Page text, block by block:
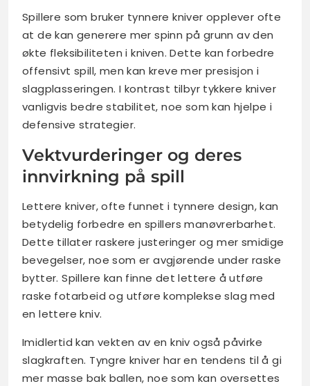
Spillere som bruker tynnere kniver opplever ofte
at de kan generere mer spinn på grunn av den
økte fleksibiliteten i kniven. Dette kan forbedre
offensivt spill, men kan kreve mer presisjon i
slagplasseringen. I kontrast tilbyr tykkere kniver
vanligvis bedre stabilitet, noe som kan hjelpe i
defensive strategier.
Vektvurderinger og deres
innvirkning på spill
Lettere kniver, ofte funnet i tynnere design, kan
betydelig forbedre en spillers manøvrerbarhet.
Dette tillater raskere justeringer og mer smidige
bevegelser, noe som er avgjørende under raske
bytter. Spillere kan finne det lettere å utføre
raske fotarbeid og utføre komplekse slag med
en lettere kniv.
Imidlertid kan vekten av en kniv også påvirke
slagkraften. Tyngre kniver har en tendens til å gi
mer masse bak ballen, noe som kan oversettes